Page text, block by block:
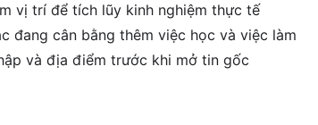
vị trí để tích lũy kinh nghiệm thực tế
đang cân bằng thêm việc học và việc làm
và địa điểm trước khi mở tin gốc